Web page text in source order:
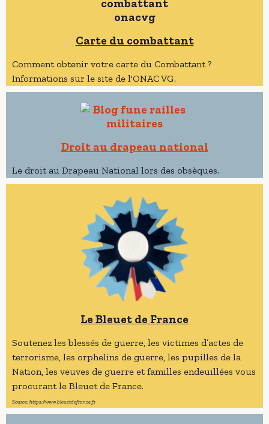
Carte du combattant
Comment obtenir votre carte du Combattant ?
Informations sur le site de l'ONAC VG.
Droit au drapeau national
Le droit au Drapeau National lors des obsèques.
Le Bleuet de France
Soutenez les blessés de guerre, les victimes d’actes de
terrorisme, les orphelins de guerre, les pupilles de la
Nation, les veuves de guerre et familles endeuillées vous
procurant le Bleuet de France.
Source: https://www.bleuetdefrance.fr